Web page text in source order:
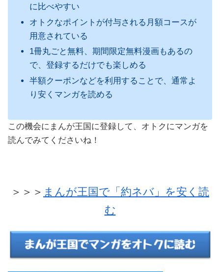
に比べやすい
オトクなポイントが付与される月額コースが
用意されている
1冊丸ごと無料、期間限定無料漫画もあるの
で、登録するだけでも楽しめる
半額クーポンなどを利用することで、通常よ
り安くマンガを読める
この機会にまんが王国に登録して、オトクにマンガを
読んでみてくださいね！
＞＞＞ まんが王国で「約ネバ」を安く読
む